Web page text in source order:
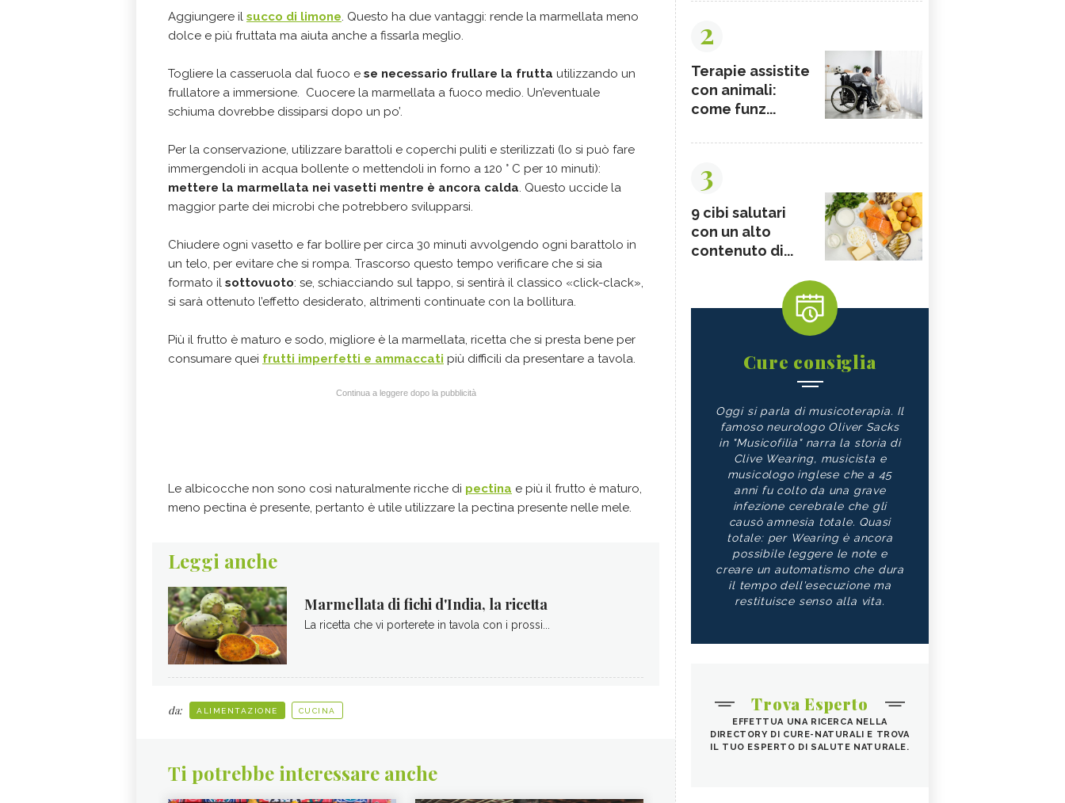
Aggiungere il succo di limone. Questo ha due vantaggi: rende la marmellata meno
dolce e più fruttata ma aiuta anche a fissarla meglio.
Togliere la casseruola dal fuoco e se necessario frullare la frutta utilizzando un
frullatore a immersione. Cuocere la marmellata a fuoco medio. Un’eventuale
schiuma dovrebbe dissiparsi dopo un po’.
Per la conservazione, utilizzare barattoli e coperchi puliti e sterilizzati (lo si può fare
immergendoli in acqua bollente o mettendoli in forno a 120 ° C per 10 minuti):
mettere la marmellata nei vasetti mentre è ancora calda. Questo uccide la
maggior parte dei microbi che potrebbero svilupparsi.
Chiudere ogni vasetto e far bollire per circa 30 minuti avvolgendo ogni barattolo in
un telo, per evitare che si rompa. Trascorso questo tempo verificare che si sia
formato il sottovuoto: se, schiacciando sul tappo, si sentirà il classico «click-clack»,
si sarà ottenuto l’effetto desiderato, altrimenti continuate con la bollitura.
Più il frutto è maturo e sodo, migliore è la marmellata, ricetta che si presta bene per
consumare quei frutti imperfetti e ammaccati più difficili da presentare a tavola.
Continua a leggere dopo la pubblicità
Le albicocche non sono così naturalmente ricche di pectina e più il frutto è maturo,
meno pectina è presente, pertanto è utile utilizzare la pectina presente nelle mele.
Leggi anche
Marmellata di fichi d'India, la ricetta
La ricetta che vi porterete in tavola con i prossi...
da: ALIMENTAZIONE CUCINA
Ti potrebbe interessare anche
2
Terapie assistite
con animali:
come funz...
3
9 cibi salutari
con un alto
contenuto di...
Cure consiglia
Oggi si parla di musicoterapia. Il
famoso neurologo Oliver Sacks
in "Musicofilia" narra la storia di
Clive Wearing, musicista e
musicologo inglese che a 45
anni fu colto da una grave
infezione cerebrale che gli
causò amnesia totale. Quasi
totale: per Wearing è ancora
possibile leggere le note e
creare un automatismo che dura
il tempo dell'esecuzione ma
restituisce senso alla vita.
Trova Esperto
EFFETTUA UNA RICERCA NELLA
DIRECTORY DI CURE-NATURALI E TROVA
IL TUO ESPERTO DI SALUTE NATURALE.